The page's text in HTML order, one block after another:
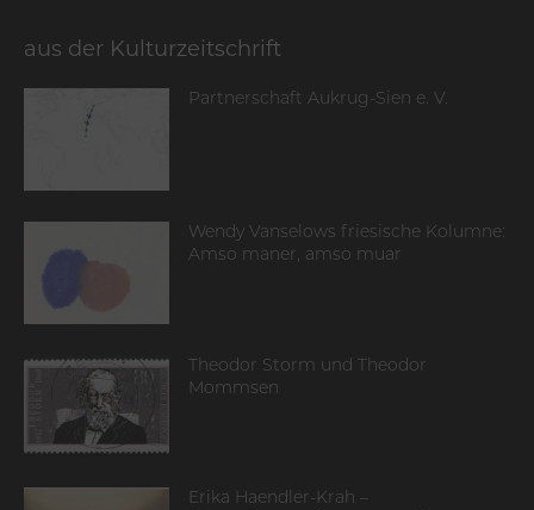
aus der Kulturzeitschrift
Partnerschaft Aukrug-Sien e. V.
Wendy Vanselows friesische Kolumne:
Amso maner, amso muar
Theodor Storm und Theodor
Mommsen
Erika Haendler-Krah –